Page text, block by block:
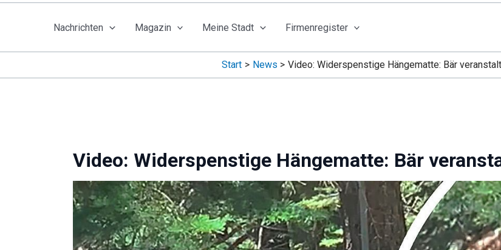
Nachrichten Magazin Meine Stadt Firmenregister
Start News Video: Widerspenstige Hängematte: Bär
Video: Widerspenstige Hängematte: Bär